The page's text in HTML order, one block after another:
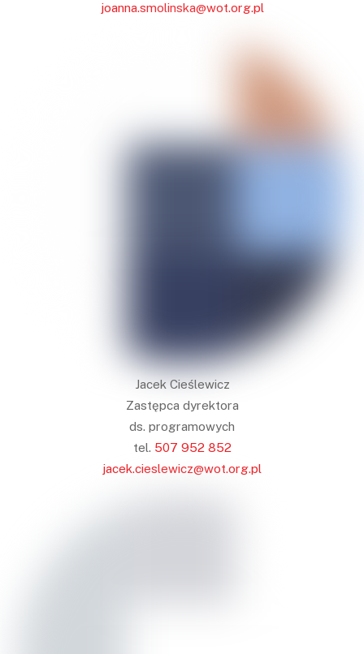
joanna.smolinska@wot.org.pl
Jacek Cieślewicz
Zastępca dyrektora
ds. programowych
tel. 507 952 852
jacek.cieslewicz@wot.org.pl